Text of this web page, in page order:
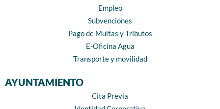
Empleo
Subvenciones
Pago de Multas y Tributos
E-Oficina Agua
Transporte y movilidad
AYUNTAMIENTO
Cita Previa